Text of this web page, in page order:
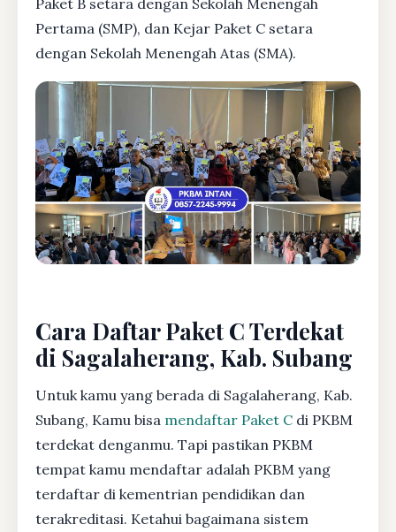
Paket B setara dengan Sekolah Menengah
Pertama (SMP), dan Kejar Paket C setara
dengan Sekolah Menengah Atas (SMA).
Cara Daftar Paket C Terdekat
di Sagalaherang, Kab. Subang
Untuk kamu yang berada di Sagalaherang, Kab.
Subang, Kamu bisa mendaftar Paket C di PKBM
terdekat denganmu. Tapi pastikan PKBM
tempat kamu mendaftar adalah PKBM yang
terdaftar di kementrian pendidikan dan
terakreditasi. Ketahui bagaimana sistem